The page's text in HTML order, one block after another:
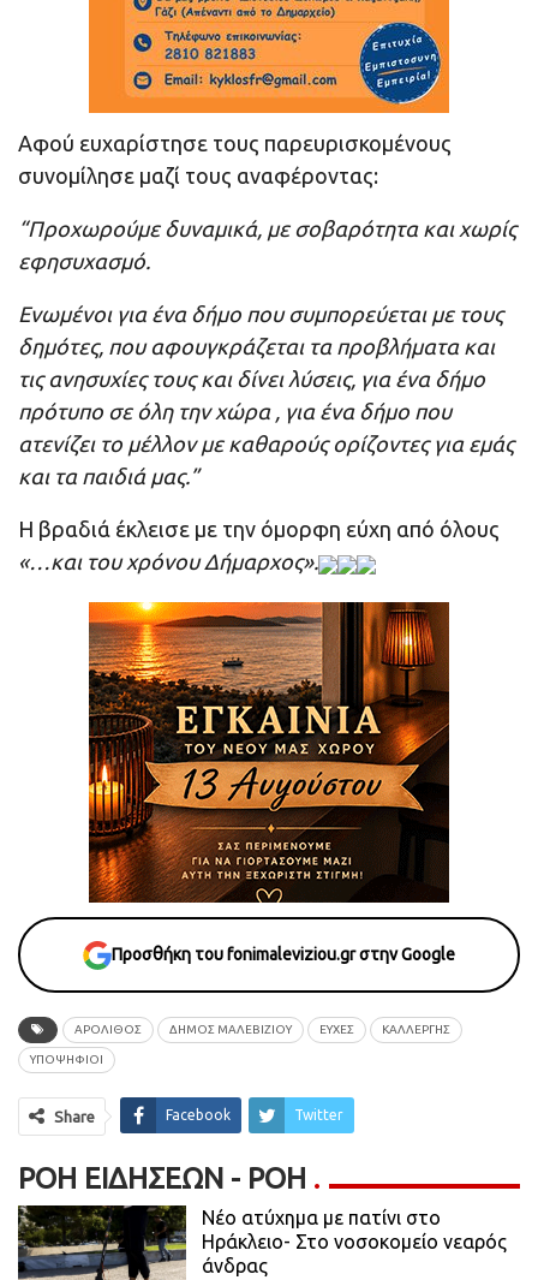
Αφού ευχαρίστησε τους παρευρισκομένους
συνομίλησε μαζί τους αναφέροντας:
“Προχωρούμε δυναμικά, με σοβαρότητα και χωρίς
εφησυχασμό.
Ενωμένοι για ένα δήμο που συμπορεύεται με τους
δημότες, που αφουγκράζεται τα προβλήματα και
τις ανησυχίες τους και δίνει λύσεις, για ένα δήμο
πρότυπο σε όλη την χώρα , για ένα δήμο που
ατενίζει το μέλλον με καθαρούς ορίζοντες για εμάς
και τα παιδιά μας.”
Η βραδιά έκλεισε με την όμορφη εύχη από όλους
«…και του χρόνου Δήμαρχος».
Προσθήκη του fonimaleviziou.gr στην Google
ΑΡΌΛΙΘΟΣ ΔΗΜΟΣ ΜΑΛΕΒΙΖΙΟΥ ΕΥΧΕΣ ΚΑΛΛΈΡΓΗΣ
ΥΠΟΨΉΦΙΟΙ
Share Facebook Twitter
ΡΟΉ ΕΙΔΉΣΕΩΝ - ΡΟΗ
Νέο ατύχημα με πατίνι στο
Ηράκλειο- Στο νοσοκομείο νεαρός
άνδρας